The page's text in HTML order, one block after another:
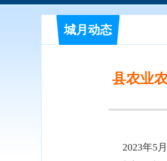
城月动态
县农业
2023年5